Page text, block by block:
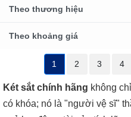
Theo thương hiệu
Theo khoảng giá
1 2 3 4
Két sắt chính hãng không
có khóa; nó là "người vệ sĩ"